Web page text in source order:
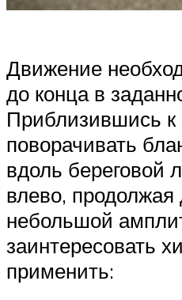
Движение
до конца в
Приблизившись к
поворачивать
вдоль береговой
влево, продолжая
небольшой
заинтересовать
применить: